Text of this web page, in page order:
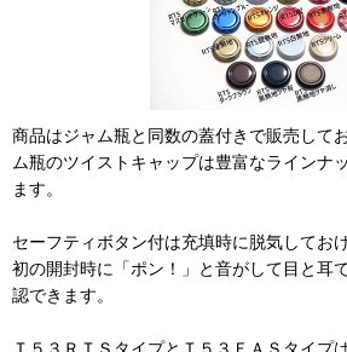
商品はジャム瓶と同数の蓋付きで販売して
ム瓶のツイストキャップは豊富なラインナ
ます。
セーフティボタン付は充填時に脱気してお
初の開封時に「ポン！」と音がして目と耳
認できます。
Ｔ５３ＲＴＳタイプとＴ５３ＦＡＳタイプ